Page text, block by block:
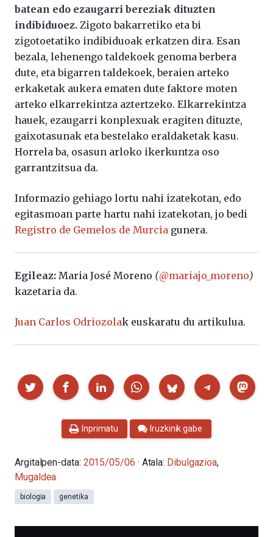
batean edo ezaugarri bereziak dituzten
indibiduoez. Zigoto bakarretiko eta bi
zigotoetatiko indibiduoak erkatzen dira. Esan
bezala, lehenengo taldekoek genoma berbera
dute, eta bigarren taldekoek, beraien arteko
erkaketak aukera ematen dute faktore moten
arteko elkarrekintza aztertzeko. Elkarrekintza
hauek, ezaugarri konplexuak eragiten dituzte,
gaixotasunak eta bestelako eraldaketak kasu.
Horrela ba, osasun arloko ikerkuntza oso
garrantzitsua da.
Informazio gehiago lortu nahi izatekotan, edo
egitasmoan parte hartu nahi izatekotan, jo bedi
Registro de Gemelos de Murcia gunera.
Egileaz: Maria José Moreno (@mariajo_moreno)
kazetaria da.
Juan Carlos Odriozolak euskaratu du artikulua.
Partekatu
Inprimatu Iruzkinik gabe
Argitalpen-data: 2015/05/06 · Atala: Dibulgazioa,
Mugaldea
biologia genetika